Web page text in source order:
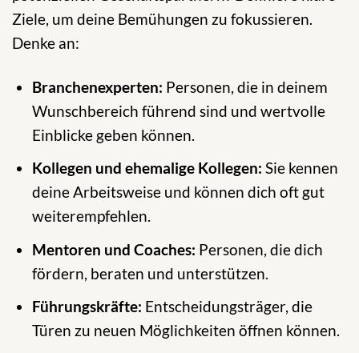
Ziele, um deine Bemühungen zu fokussieren.
Denke an:
Branchenexperten: Personen, die in deinem
Wunschbereich führend sind und wertvolle
Einblicke geben können.
Kollegen und ehemalige Kollegen: Sie kennen
deine Arbeitsweise und können dich oft gut
weiterempfehlen.
Mentoren und Coaches: Personen, die dich
fördern, beraten und unterstützen.
Führungskräfte: Entscheidungsträger, die
Türen zu neuen Möglichkeiten öffnen können.